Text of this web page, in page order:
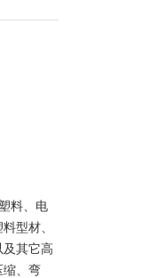
料、电
型材、
其它高
缩、弯